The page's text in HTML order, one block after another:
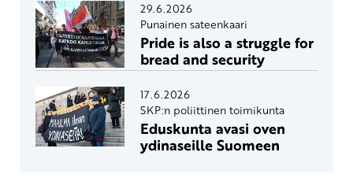
29.6.2026
Punainen sateenkaari
Pride is also a struggle for
bread and security
17.6.2026
SKP:n poliittinen toimikunta
Eduskunta avasi oven
ydinaseille Suomeen